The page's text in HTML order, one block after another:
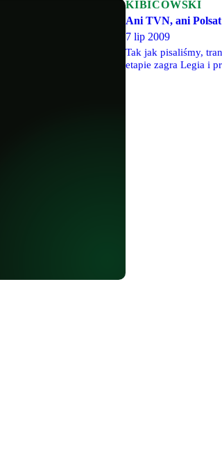
KIBICOWSKI
Ani TVN, ani
7 lip 2009
Tak jak pisaliśmy,
etapie zagra Legia i